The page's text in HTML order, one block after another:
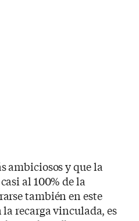
ambiciosos y que la
al 100% de la
también en este
recarga vinculada, es